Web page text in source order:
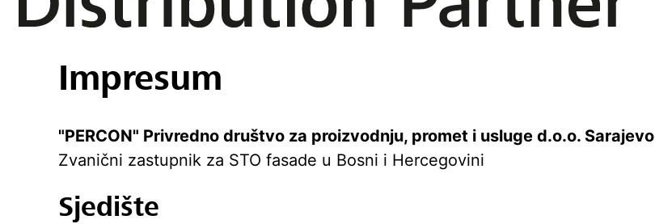
Impresum
"PERCON" Privredno društvo za proizvodnju, promet i usluge d.o.o. Sarajevo
Zvanični zastupnik za STO fasade u Bosni i Hercegovini
Sjedište